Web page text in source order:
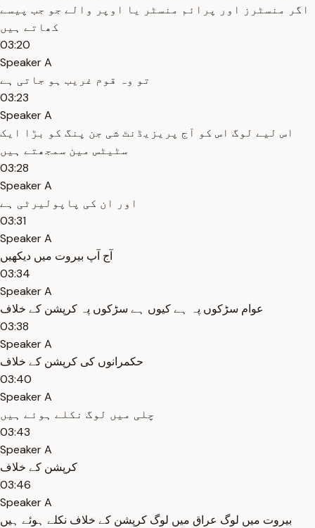
اگر منسٹرز اور پرائم منسٹر یا اوپر والے جو جب پیسے
کھاتے ہیں
03:20
Speaker A
تو وہ قوم غریب ہو جاتی ہے
03:23
Speaker A
اس لیے لوگ اس کو آج پریزیڈنٹ شی جن پنگ کو بڑا ایک
سٹیٹس مین سمجھتے ہیں
03:28
Speaker A
اور ان کی پاپولیرٹی ہے
03:31
Speaker A
آج آپ بیروت میں دیکھیں
03:34
Speaker A
عوام سڑکوں پہ ہے کیوں ہے سڑکوں پہ کرپشن کے خلاف
03:38
Speaker A
حکمرانوں کی کرپشن کے خلاف
03:40
Speaker A
چلی میں لوگ نکلے ہوئے ہیں
03:43
Speaker A
کرپشن کے خلاف
03:46
Speaker A
بیروت میں لوگ عراق میں لوگ کرپشن کے خلاف نکلے ہوئے ہیں